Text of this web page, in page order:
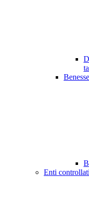
Enti controllati